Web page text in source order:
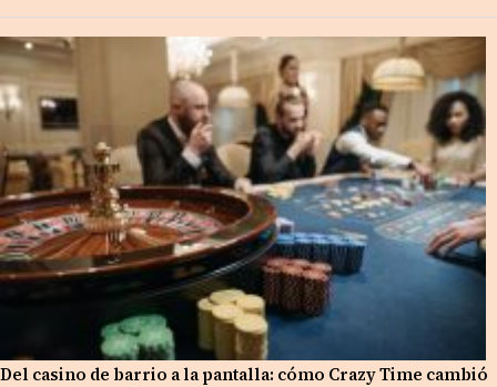
Del casino de barrio a la pantalla: cómo Crazy Time cambió